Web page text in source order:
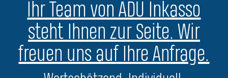
Ihr Team von ADU Inkasso
steht Ihnen zur Seite. Wir
freuen uns auf Ihre Anfrage.